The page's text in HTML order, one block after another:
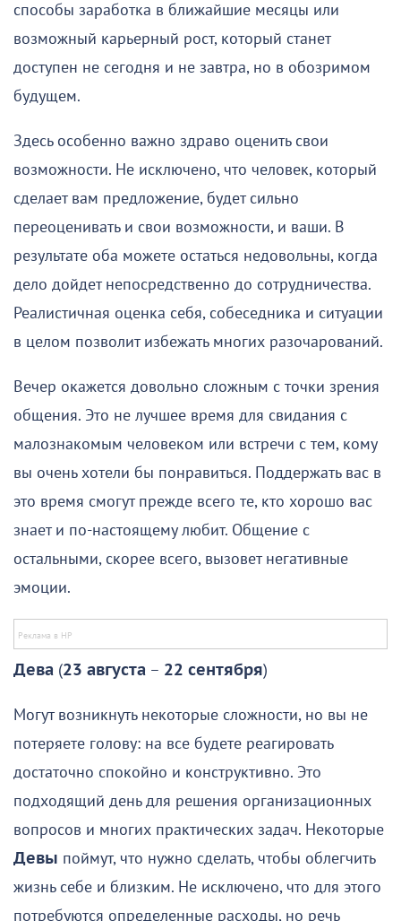
способы заработка в ближайшие месяцы или
возможный карьерный рост, который станет
доступен не сегодня и не завтра, но в обозримом
будущем.
Здесь особенно важно здраво оценить свои
возможности. Не исключено, что человек, который
сделает вам предложение, будет сильно
переоценивать и свои возможности, и ваши. В
результате оба можете остаться недовольны, когда
дело дойдет непосредственно до сотрудничества.
Реалистичная оценка себя, собеседника и ситуации
в целом позволит избежать многих разочарований.
Вечер окажется довольно сложным с точки зрения
общения. Это не лучшее время для свидания с
малознакомым человеком или встречи с тем, кому
вы очень хотели бы понравиться. Поддержать вас в
это время смогут прежде всего те, кто хорошо вас
знает и по-настоящему любит. Общение с
остальными, скорее всего, вызовет негативные
эмоции.
Дева (23 августа – 22 сентября)
Могут возникнуть некоторые сложности, но вы не
потеряете голову: на все будете реагировать
достаточно спокойно и конструктивно. Это
подходящий день для решения организационных
вопросов и многих практических задач. Некоторые
Девы поймут, что нужно сделать, чтобы облегчить
жизнь себе и близким. Не исключено, что для этого
потребуются определенные расходы, но речь